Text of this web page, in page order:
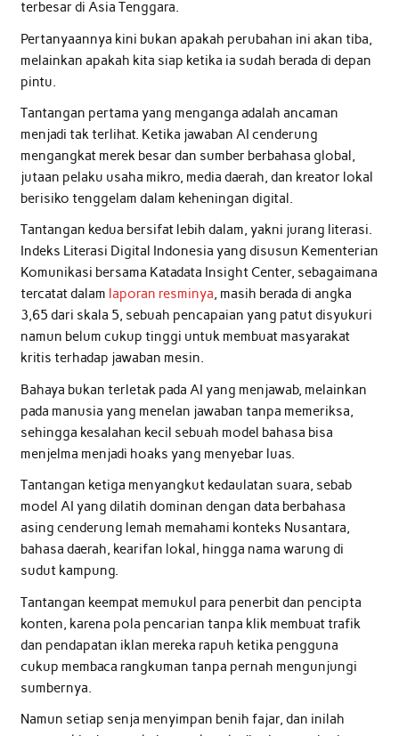
terbesar di Asia Tenggara.
Pertanyaannya kini bukan apakah perubahan ini akan tiba,
melainkan apakah kita siap ketika ia sudah berada di depan
pintu.
Tantangan pertama yang menganga adalah ancaman
menjadi tak terlihat. Ketika jawaban AI cenderung
mengangkat merek besar dan sumber berbahasa global,
jutaan pelaku usaha mikro, media daerah, dan kreator lokal
berisiko tenggelam dalam keheningan digital.
Tantangan kedua bersifat lebih dalam, yakni jurang literasi.
Indeks Literasi Digital Indonesia yang disusun Kementerian
Komunikasi bersama Katadata Insight Center, sebagaimana
tercatat dalam laporan resminya, masih berada di angka
3,65 dari skala 5, sebuah pencapaian yang patut disyukuri
namun belum cukup tinggi untuk membuat masyarakat
kritis terhadap jawaban mesin.
Bahaya bukan terletak pada AI yang menjawab, melainkan
pada manusia yang menelan jawaban tanpa memeriksa,
sehingga kesalahan kecil sebuah model bahasa bisa
menjelma menjadi hoaks yang menyebar luas.
Tantangan ketiga menyangkut kedaulatan suara, sebab
model AI yang dilatih dominan dengan data berbahasa
asing cenderung lemah memahami konteks Nusantara,
bahasa daerah, kearifan lokal, hingga nama warung di
sudut kampung.
Tantangan keempat memukul para penerbit dan pencipta
konten, karena pola pencarian tanpa klik membuat trafik
dan pendapatan iklan mereka rapuh ketika pengguna
cukup membaca rangkuman tanpa pernah mengunjungi
sumbernya.
Namun setiap senja menyimpan benih fajar, dan inilah